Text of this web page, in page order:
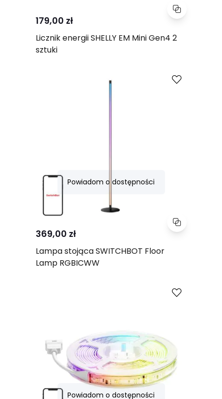
179,00 zł
Licznik energii SHELLY EM Mini Gen4 2
sztuki
Powiadom o dostępności
369,00 zł
Lampa stojąca SWITCHBOT Floor
Lamp RGBICWW
Powiadom o dostępności